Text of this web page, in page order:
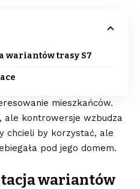
wariantów trasy S7
mieszkańców.
ale kontrowersje wzbudza
chcieli by korzystać, ale
pod jego domem.
wariantów